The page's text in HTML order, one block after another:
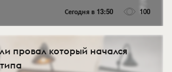
Сегодня в 13:50 100
провал который начался